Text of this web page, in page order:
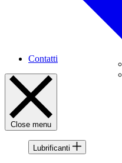
Contatti
Close menu
Lubrificanti